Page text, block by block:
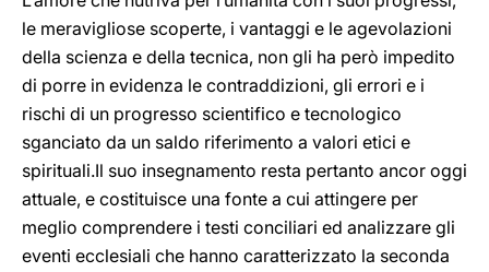
le meravigliose scoperte, i vantaggi e le agevolazioni
della scienza e della tecnica, non gli ha però impedito
di porre in evidenza le contraddizioni, gli errori e i
rischi di un progresso scientifico e tecnologico
sganciato da un saldo riferimento a valori etici e
spirituali.Il suo insegnamento resta pertanto ancor oggi
attuale, e costituisce una fonte a cui attingere per
meglio comprendere i testi conciliari ed analizzare gli
eventi ecclesiali che hanno caratterizzato la seconda